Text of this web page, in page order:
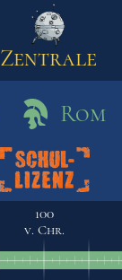
Zentrale
Rom
100
v. Chr.